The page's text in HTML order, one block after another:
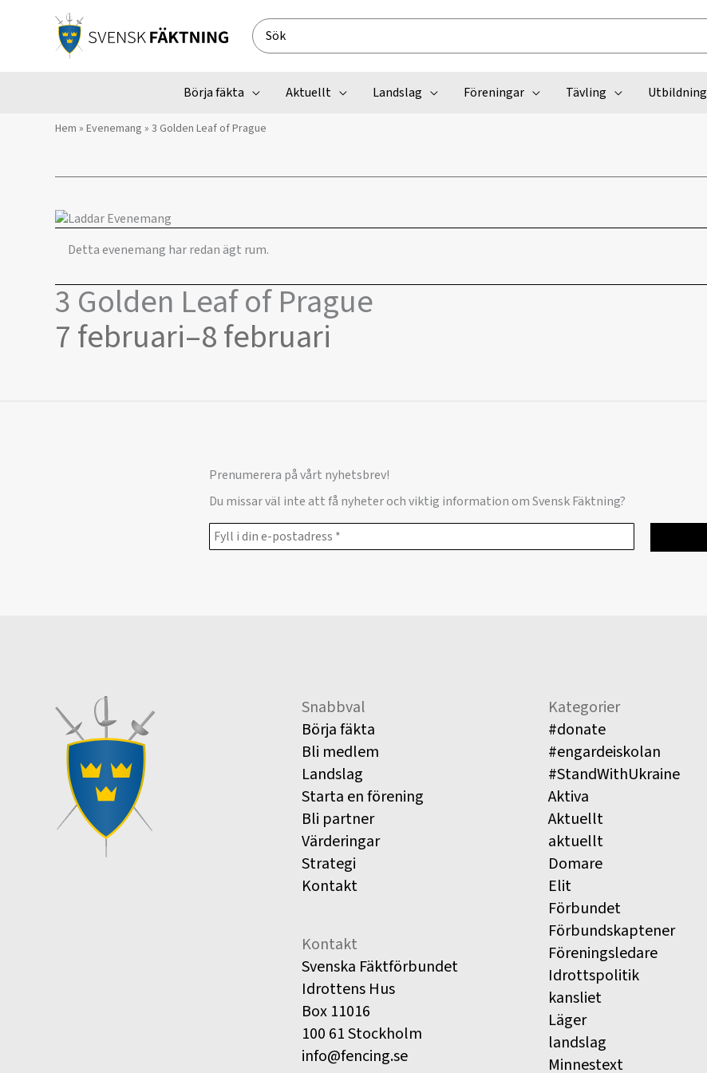
Search
for:
Börja fäkta Aktuellt Landslag Föreningar Tävling Utbildning
Hem » Evenemang » 3 Golden Leaf of Prague
Detta evenemang har redan ägt rum.
3 Golden Leaf of Prague
7 februari–8 februari
Prenumerera på vårt nyhetsbrev!
Du missar väl inte att få nyheter och viktig information om Svensk Fäktning?
Snabbval
Börja fäkta
Bli medlem
Landslag
Starta en förening
Bli partner
Värderingar
Strategi
Kontakt
Kontakt
Svenska Fäktförbundet
Idrottens Hus
Box 11016
100 61 Stockholm
info@fencing.se
Kategorier
#donate
#engardeiskolan
#StandWithUkraine
Aktiva
Aktuellt
aktuellt
Domare
Elit
Förbundet
Förbundskaptener
Föreningsledare
Idrottspolitik
kansliet
Läger
landslag
Minnestext